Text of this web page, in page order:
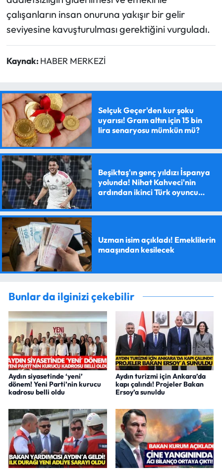
çalışanların insan onuruna yakışır bir gelir
seviyesine kavuşturulması gerektiğini vurguladı.
Kaynak: HABER MERKEZİ
Selçuk Geçer'den kur şoku
uyarısı! Gram altın için 15 bin
lira senaryosu mümkün mü?
Beşiktaş'ın genç yıldızı İspanya
yolunda! Nihat Kahveci'nin
ardından ikinci Türk oyuncu
Uzman isim açıkladı! Emeklilerin
maaşından kesilecek
Bunlar da ilginizi çekebilir
Aydın siyasetinde ‘yeni’
dönem! Yeni Parti’nin kurucu
kadrosu belli oldu
Aydın turizmi için Ankara’da
kapı çalındı! Projeler Bakan
Ersoy’a sunuldu